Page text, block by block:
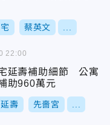
蔡英文
延壽補助細節 公寓
助960萬元
壽 先嗇宮
22:00